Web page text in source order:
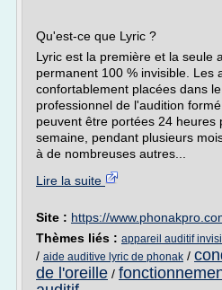
Qu'est-ce que Lyric ?
Lyric est la première et la seule
permanent 100 % invisible. Les
confortablement placées dans
professionnel de l'audition
peuvent être portées 24 heures
semaine, pendant plusieurs
à de nombreuses autres...
Lire la suite
Site : https://
Thèmes liés : appareil auditif
/ aide auditive lyric de phonak /
de l'oreille /